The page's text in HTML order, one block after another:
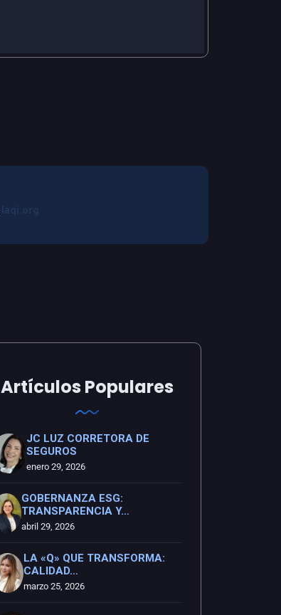
Artículos Populares
JC LUZ CORRETORA DE
SEGUROS
enero 29, 2026
GOBERNANZA ESG:
TRANSPARENCIA Y…
abril 29, 2026
LA «Q» QUE TRANSFORMA:
CALIDAD…
marzo 25, 2026